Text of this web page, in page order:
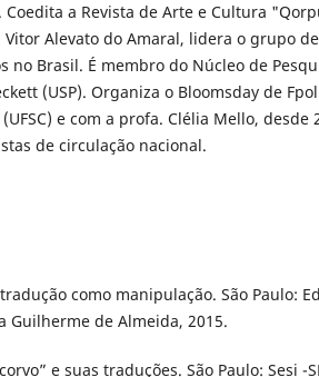
a Revista de Arte e Cultura
Vitor Alevato do Amaral, lidera o grupo
no Brasil. É membro do Núcleo de
(USP). Organiza o Bloomsday de
e com a profa. Clélia Mello, desde
de circulação nacional.
como manipulação. São Paulo:
Guilherme de Almeida, 2015.
e suas traduções. São Paulo: Sesi -